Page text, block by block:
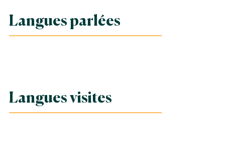
Langues parlées
Langues visites